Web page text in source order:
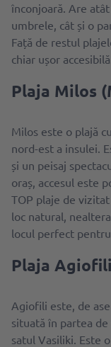
înconjoară. Are
umbrele, cât și o
Față de restul
chiar ușor
Plaja Milos
Milos este o plajă
nord-est a insulei.
și un peisaj
oraș, accesul este
TOP plaje de
loc natural,
locul perfect
Plaja
Agiofili este, de
situată în partea
satul Vasiliki. Este